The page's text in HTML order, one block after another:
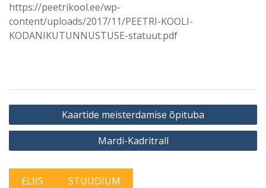
https://peetrikool.ee/wp-
content/uploads/2017/11/PEETRI-KOOLI-
KODANIKUTUNNUSTUSE-statuut.pdf
Navigeerimine
Kaartide meisterdamise õpituba
Mardi-Kadritrall
ELIIS STUUDIUM